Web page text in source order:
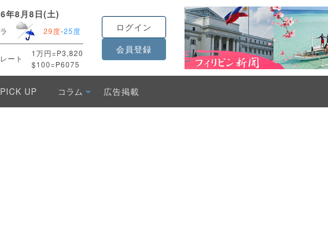
年8月8日(土)
29度-25度
ート
1万円=P3,820
$100=P6075
ログイン
会員登録
PICK UP コラム 広告掲載